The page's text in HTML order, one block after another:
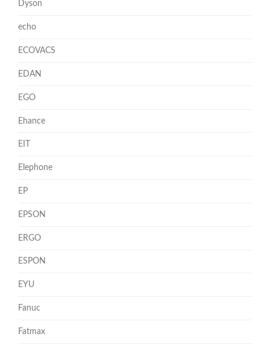
Dyson
echo
ECOVACS
EDAN
EGO
Ehance
EIT
Elephone
EP
EPSON
ERGO
ESPON
EYU
Fanuc
Fatmax